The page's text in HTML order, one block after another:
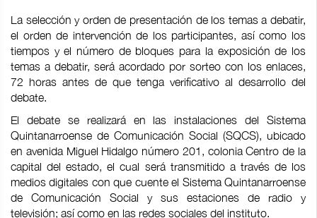
La selección y orden de presentación de los temas a debatir,
el orden de intervención de los participantes, así como los
tiempos y el número de bloques para la exposición de los
temas a debatir, será acordado por sorteo con los enlaces,
72 horas antes de que tenga verificativo al desarrollo del
debate.
El debate se realizará en las instalaciones del Sistema
Quintanarroense de Comunicación Social (SQCS), ubicado
en avenida Miguel Hidalgo número 201, colonia Centro de la
capital del estado, el cual será transmitido a través de los
medios digitales con que cuente el Sistema Quintanarroense
de Comunicación Social y sus estaciones de radio y
televisión; así como en las redes sociales del instituto.